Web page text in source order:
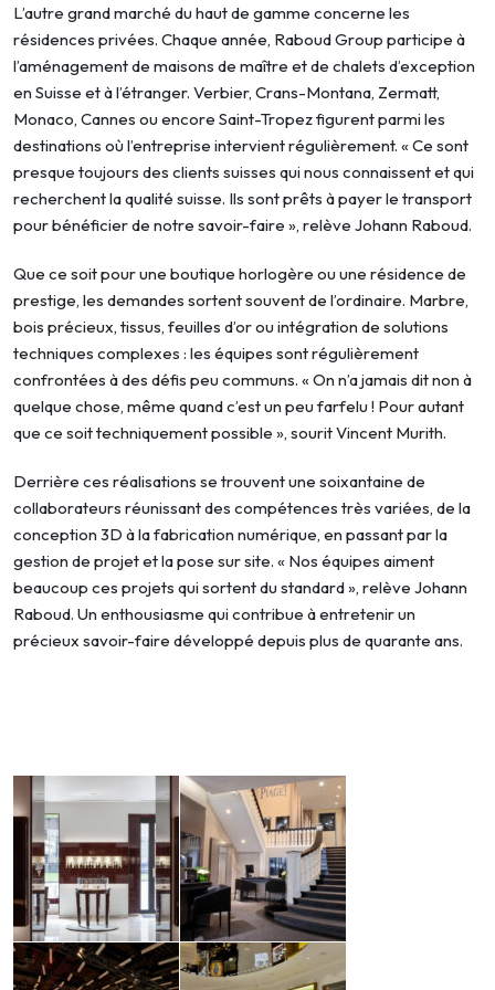
L’autre grand marché du haut de gamme concerne les
résidences privées. Chaque année, Raboud Group participe à
l’aménagement de maisons de maître et de chalets d’exception
en Suisse et à l’étranger. Verbier, Crans-Montana, Zermatt,
Monaco, Cannes ou encore Saint-Tropez figurent parmi les
destinations où l’entreprise intervient régulièrement. « Ce sont
presque toujours des clients suisses qui nous connaissent et qui
recherchent la qualité suisse. Ils sont prêts à payer le transport
pour bénéficier de notre savoir-faire », relève Johann Raboud.
Que ce soit pour une boutique horlogère ou une résidence de
prestige, les demandes sortent souvent de l’ordinaire. Marbre,
bois précieux, tissus, feuilles d’or ou intégration de solutions
techniques complexes : les équipes sont régulièrement
confrontées à des défis peu communs. « On n’a jamais dit non à
quelque chose, même quand c’est un peu farfelu ! Pour autant
que ce soit techniquement possible », sourit Vincent Murith.
Derrière ces réalisations se trouvent une soixantaine de
collaborateurs réunissant des compétences très variées, de la
conception 3D à la fabrication numérique, en passant par la
gestion de projet et la pose sur site. « Nos équipes aiment
beaucoup ces projets qui sortent du standard », relève Johann
Raboud. Un enthousiasme qui contribue à entretenir un
précieux savoir-faire développé depuis plus de quarante ans.